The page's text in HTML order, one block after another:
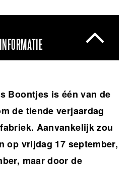
INFORMATIE
Boontjes is één van de
de tiende verjaardag
Aanvankelijk zou
op vrijdag 17 september,
maar door de